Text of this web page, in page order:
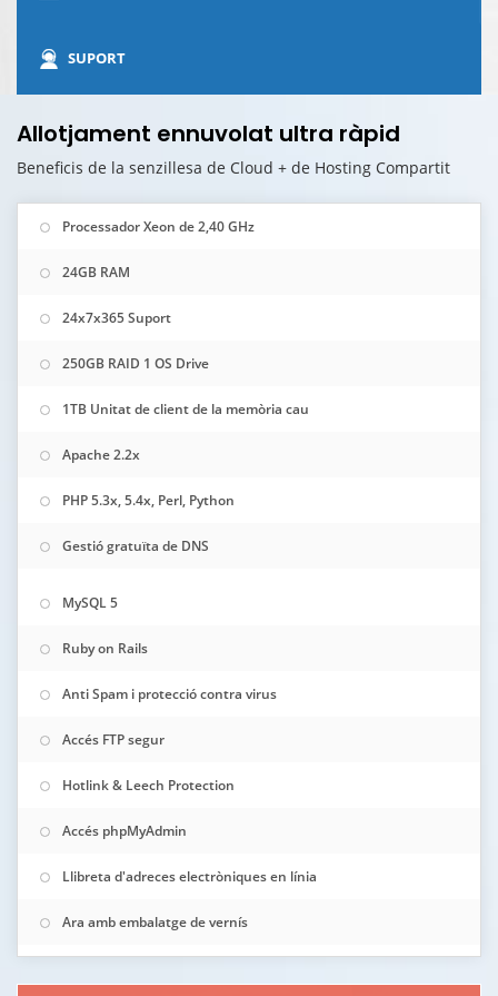
SUPORT
Allotjament ennuvolat ultra ràpid
Beneficis de la senzillesa de Cloud + de Hosting Compartit
Processador Xeon de 2,40 GHz
24GB RAM
24x7x365 Suport
250GB RAID 1 OS Drive
1TB Unitat de client de la memòria cau
Apache 2.2x
PHP 5.3x, 5.4x, Perl, Python
Gestió gratuïta de DNS
MySQL 5
Ruby on Rails
Anti Spam i protecció contra virus
Accés FTP segur
Hotlink & Leech Protection
Accés phpMyAdmin
Llibreta d'adreces electròniques en línia
Ara amb embalatge de vernís